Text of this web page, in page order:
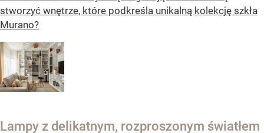
stworzyć wnętrze, które podkreśla unikalną kolekcję szkła
Murano?
Lampy z delikatnym, rozproszonym światłem